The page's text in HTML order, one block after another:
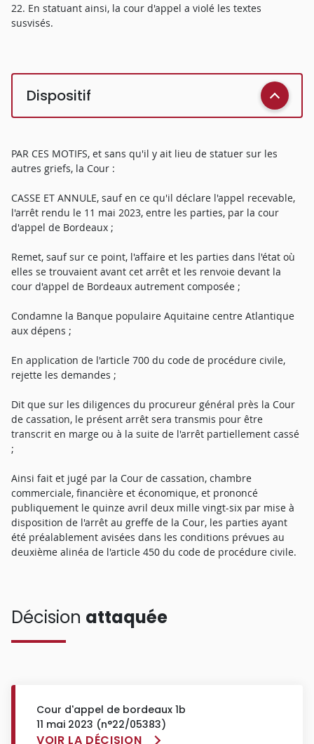
22. En statuant ainsi, la cour d'appel a violé les textes
susvisés.
Dispositif
PAR CES MOTIFS, et sans qu'il y ait lieu de statuer sur les
autres griefs, la Cour :
CASSE ET ANNULE, sauf en ce qu'il déclare l'appel recevable,
l'arrêt rendu le 11 mai 2023, entre les parties, par la cour
d'appel de Bordeaux ;
Remet, sauf sur ce point, l'affaire et les parties dans l'état où
elles se trouvaient avant cet arrêt et les renvoie devant la
cour d'appel de Bordeaux autrement composée ;
Condamne la Banque populaire Aquitaine centre Atlantique
aux dépens ;
En application de l'article 700 du code de procédure civile,
rejette les demandes ;
Dit que sur les diligences du procureur général près la Cour
de cassation, le présent arrêt sera transmis pour être
transcrit en marge ou à la suite de l'arrêt partiellement cassé
;
Ainsi fait et jugé par la Cour de cassation, chambre
commerciale, financière et économique, et prononcé
publiquement le quinze avril deux mille vingt-six par mise à
disposition de l'arrêt au greffe de la Cour, les parties ayant
été préalablement avisées dans les conditions prévues au
deuxième alinéa de l'article 450 du code de procédure civile.
Décision attaquée
Cour d'appel de bordeaux 1b
11 mai 2023 (n°22/05383)
VOIR LA DÉCISION